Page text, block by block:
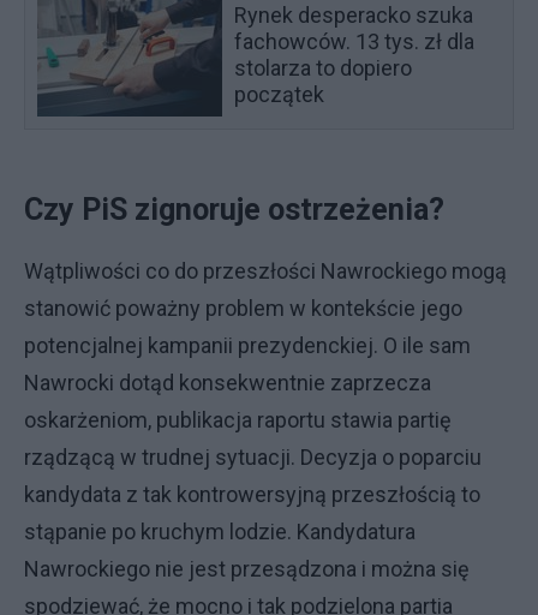
Rynek desperacko szuka
fachowców. 13 tys. zł dla
stolarza to dopiero
początek
Czy PiS zignoruje ostrzeżenia?
Wątpliwości co do przeszłości Nawrockiego mogą
stanowić poważny problem w kontekście jego
potencjalnej kampanii prezydenckiej. O ile sam
Nawrocki dotąd konsekwentnie zaprzecza
oskarżeniom, publikacja raportu stawia partię
rządzącą w trudnej sytuacji. Decyzja o poparciu
kandydata z tak kontrowersyjną przeszłością to
stąpanie po kruchym lodzie. Kandydatura
Nawrockiego nie jest przesądzona i można się
spodziewać, że mocno i tak podzielona partia